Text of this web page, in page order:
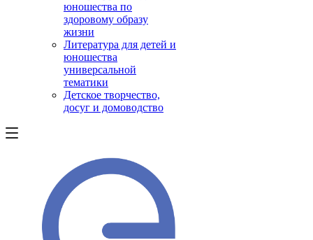
юношества по
здоровому образу
жизни
Литература для детей и
юношества
универсальной
тематики
Детское творчество,
досуг и домоводство